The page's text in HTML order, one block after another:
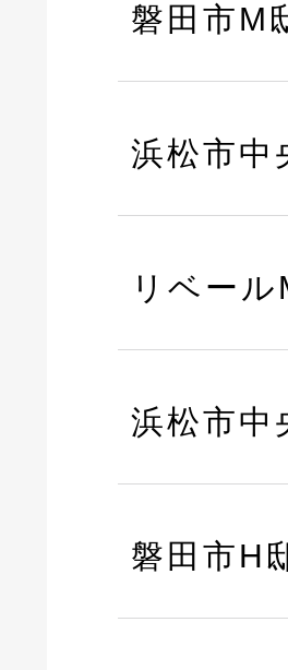
磐田市M
浜松市中
リベー
浜松市中
磐田市H